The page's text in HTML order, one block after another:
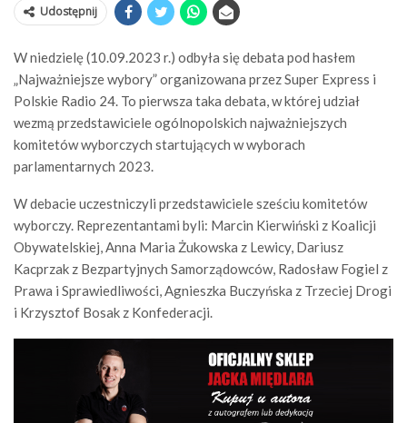
Udostępnij
W niedzielę (10.09.2023 r.) odbyła się debata pod hasłem
„Najważniejsze wybory” organizowana przez Super Express i
Polskie Radio 24. To pierwsza taka debata, w której udział
wezmą przedstawiciele ogólnopolskich najważniejszych
komitetów wyborczych startujących w wyborach
parlamentarnych 2023.
W debacie uczestniczyli przedstawiciele sześciu komitetów
wyborczy. Reprezentantami byli: Marcin Kierwiński z Koalicji
Obywatelskiej, Anna Maria Żukowska z Lewicy, Dariusz
Kacprzak z Bezpartyjnych Samorządowców, Radosław Fogiel z
Prawa i Sprawiedliwości, Agnieszka Buczyńska z Trzeciej Drogi
i Krzysztof Bosak z Konfederacji.